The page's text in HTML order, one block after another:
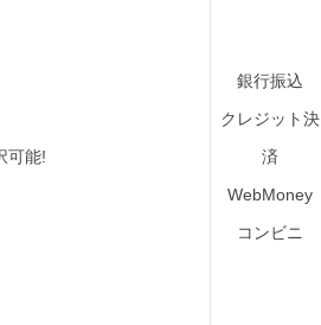
可能!
銀行振込
クレジット決
済
WebMoney
コンビニ